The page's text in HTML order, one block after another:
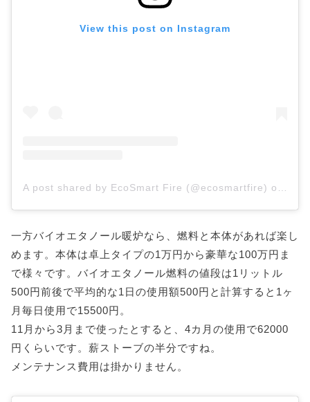
View this post on Instagram
A post shared by EcoSmart Fire (@ecosmartfire) on
一方バイオエタノール暖炉なら、燃料と本体があれば楽し
めます。本体は卓上タイプの1万円から豪華な100万円ま
で様々です。バイオエタノール燃料の値段は1リットル
500円前後で平均的な1日の使用額500円と計算すると1ヶ
月毎日使用で15500円。
11月から3月まで使ったとすると、4カ月の使用で62000
円くらいです。薪ストーブの半分ですね。
メンテナンス費用は掛かりません。